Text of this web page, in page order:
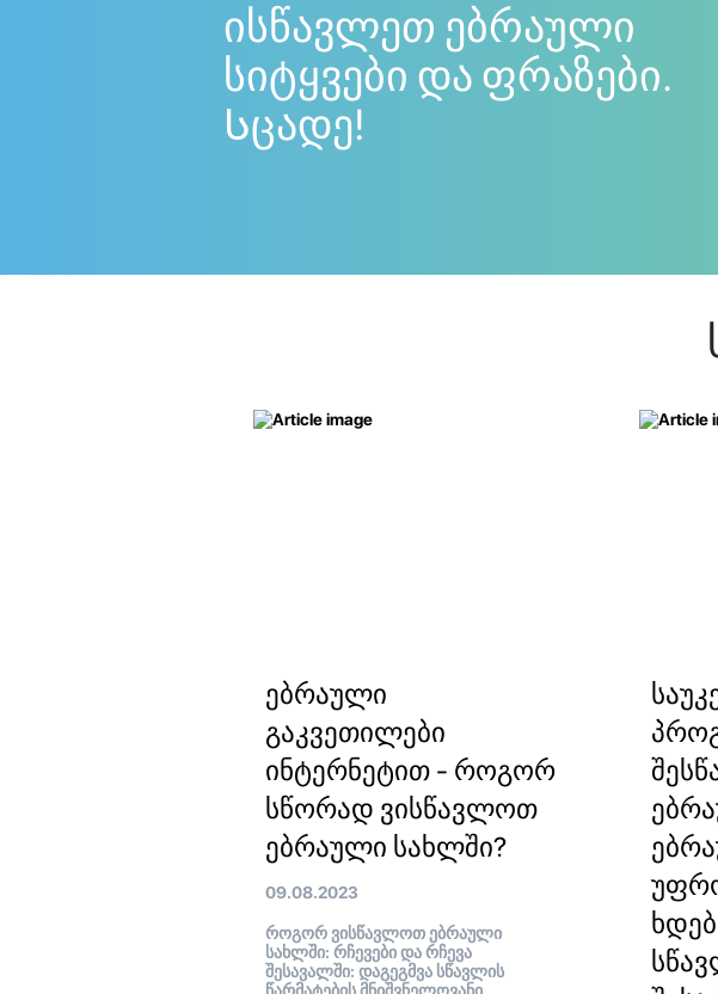
ისწავლეთ ებრაული
სიტყვები და ფრაზები.
Სცადე!
ებრაული
გაკვეთილები
ინტერნეტით - როგორ
სწორად ვისწავლოთ
ებრაული სახლში?
09.08.2023
როგორ ვისწავლოთ ებრაული
სახლში: რჩევები და რჩევა
შესავალში: დაგეგმვა სწავლის